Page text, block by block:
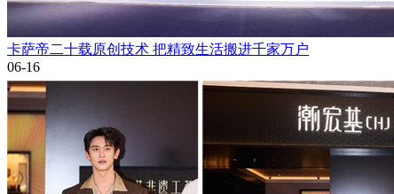
卡萨帝二十载原创技术 把精致生活搬进千家万户
06-16